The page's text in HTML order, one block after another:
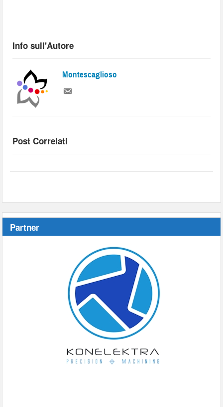
Info sull'Autore
Montescaglioso
Post Correlati
Partner